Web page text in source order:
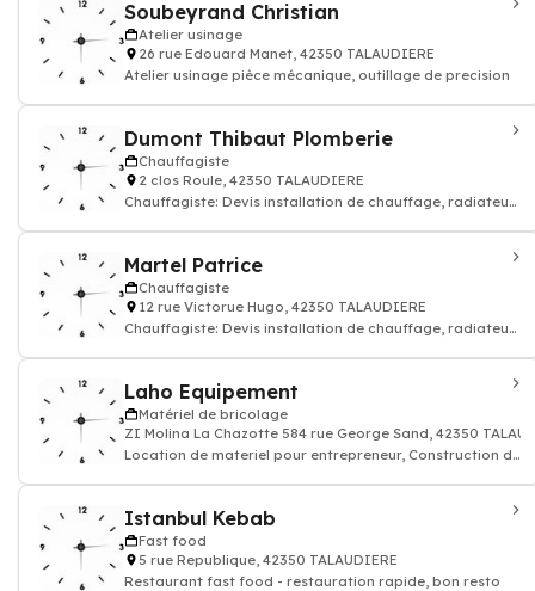
Soubeyrand Christian
Atelier usinage
26 rue Edouard Manet, 42350 TALAUDIERE
Atelier usinage pièce mécanique, outillage de precision
Dumont Thibaut Plomberie
Chauffagiste
2 clos Roule, 42350 TALAUDIERE
Chauffagiste: Devis installation de chauffage, radiateur
Martel Patrice
Chauffagiste
12 rue Victorue Hugo, 42350 TALAUDIERE
Chauffagiste: Devis installation de chauffage, radiateur
Laho Equipement
Matériel de bricolage
ZI Molina La Chazotte 584 rue George Sand, 42350
Location de materiel pour entrepreneur, Construction de
Istanbul Kebab
Fast food
5 rue Republique, 42350 TALAUDIERE
Restaurant fast food - restauration rapide, bon resto